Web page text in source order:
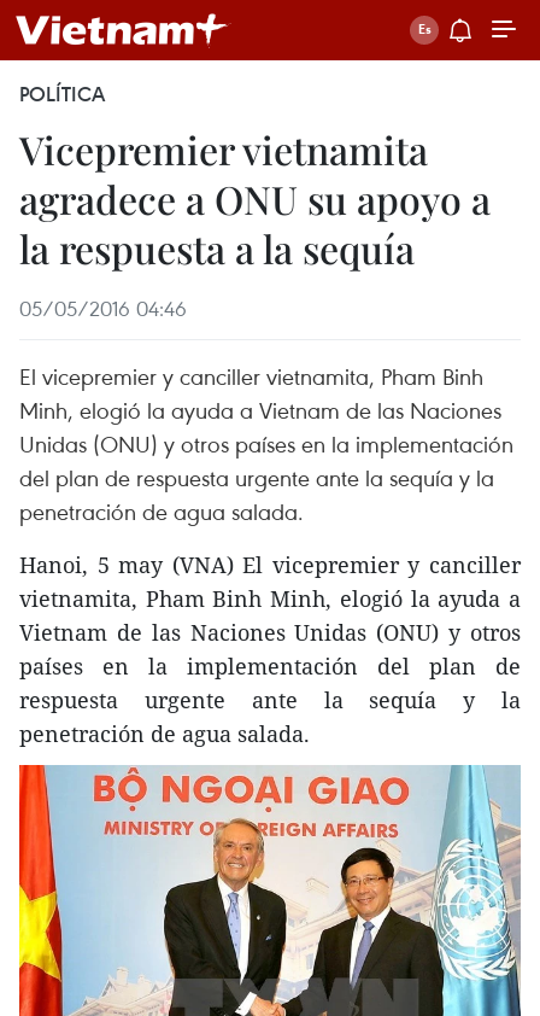
POLÍTICA
Vicepremier vietnamita
agradece a ONU su apoyo a
la respuesta a la sequía
05/05/2016 04:46
El vicepremier y canciller vietnamita, Pham Binh
Minh, elogió la ayuda a Vietnam de las Naciones
Unidas (ONU) y otros países en la implementación
del plan de respuesta urgente ante la sequía y la
penetración de agua salada.
Hanoi, 5 may (VNA) El vicepremier y canciller
vietnamita, Pham Binh Minh, elogió la ayuda a
Vietnam de las Naciones Unidas (ONU) y otros
países en la implementación del plan de
respuesta urgente ante la sequía y la
penetración de agua salada.